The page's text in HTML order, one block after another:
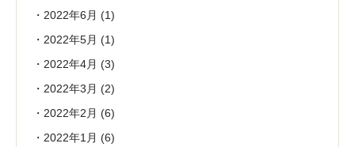
2022年6月 (1)
2022年5月 (1)
2022年4月 (3)
2022年3月 (2)
2022年2月 (6)
2022年1月 (6)